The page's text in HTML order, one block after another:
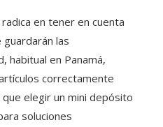
en tener en cuenta
las
habitual en Panamá,
correctamente
elegir un mini depósito
soluciones